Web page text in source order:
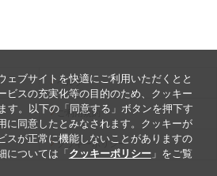
ヘルプ
ご利用規約
クッキーポリシー
ェブサイトを快適にご利用いただくとと
ビスの充実化等の目的のため、クッキー
す。以下の「同意する」ボタンを押下す
に同意したとみなされます。クッキーが
スが正常に機能しないことがありますの
については「クッキーポリシー」をご覧